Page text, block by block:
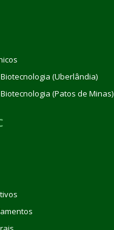
(Uberlândia)
(Patos de Minas)